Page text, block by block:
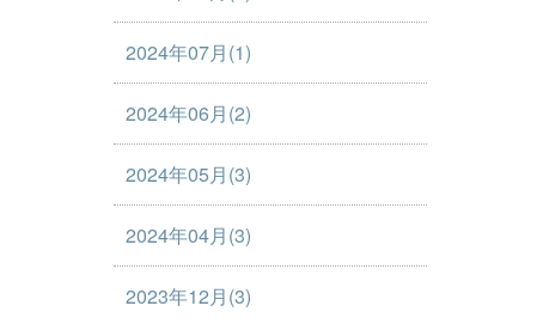
2024年07月(1)
2024年06月(2)
2024年05月(3)
2024年04月(3)
2023年12月(3)